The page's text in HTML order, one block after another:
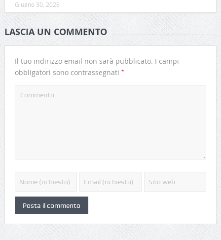
Giugno 30, 2026
LASCIA UN COMMENTO
Il tuo indirizzo email non sarà pubblicato. I campi
obbligatori sono contrassegnati *